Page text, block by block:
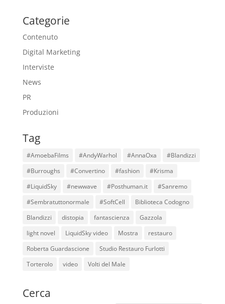
Categorie
Contenuto
Digital Marketing
Interviste
News
PR
Produzioni
Tag
#AmoebaFilms #AndyWarhol #AnnaOxa
#Blandizzi
#Burroughs
#Convertino #fashion
#Krisma
#LiquidSky
#newwave #Posthuman.it
#Sanremo
#Sembratuttonormale
#SoftCell
Biblioteca Codogno
Blandizzi
distopia fantascienza
Gazzola
light novel
LiquidSky video Mostra
restauro
Roberta Guardascione
Studio Restauro Furlotti
Torterolo
video Volti del Male
Cerca